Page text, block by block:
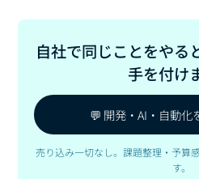
自社で同じことをやる
手を付け
💬 開発・AI・自動化
売り込み一切なし。課題整理・予算
す。